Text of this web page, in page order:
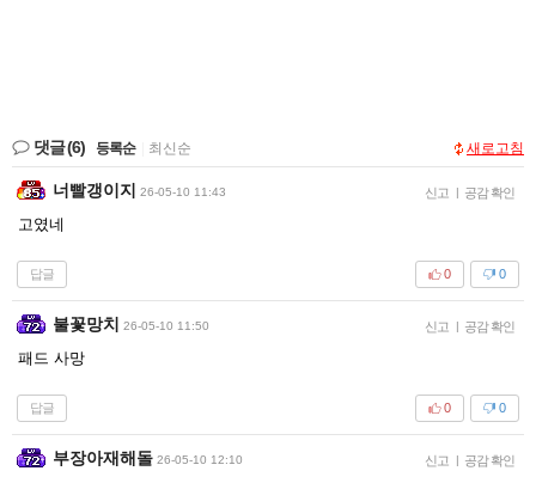
댓글(6) 등록순 최신순 새로고침
너빨갱이지 26-05-10 11:43 신고 | 공감 확인
고였네
답글 0
0
불꽃망치 26-05-10 11:50 신고 | 공감 확인
패드 사망
답글 0
0
부장아재해돌 26-05-10 12:10 신고 | 공감 확인